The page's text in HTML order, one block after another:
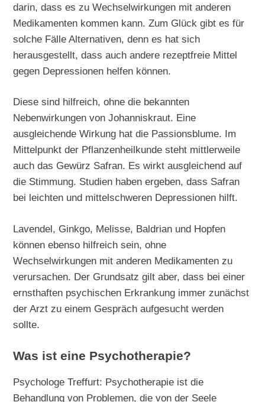
darin, dass es zu Wechselwirkungen mit anderen
Medikamenten kommen kann. Zum Glück gibt es für
solche Fälle Alternativen, denn es hat sich
herausgestellt, dass auch andere rezeptfreie Mittel
gegen Depressionen helfen können.
Diese sind hilfreich, ohne die bekannten
Nebenwirkungen von Johanniskraut. Eine
ausgleichende Wirkung hat die Passionsblume. Im
Mittelpunkt der Pflanzenheilkunde steht mittlerweile
auch das Gewürz Safran. Es wirkt ausgleichend auf
die Stimmung. Studien haben ergeben, dass Safran
bei leichten und mittelschweren Depressionen hilft.
Lavendel, Ginkgo, Melisse, Baldrian und Hopfen
können ebenso hilfreich sein, ohne
Wechselwirkungen mit anderen Medikamenten zu
verursachen. Der Grundsatz gilt aber, dass bei einer
ernsthaften psychischen Erkrankung immer zunächst
der Arzt zu einem Gespräch aufgesucht werden
sollte.
Was ist eine Psychotherapie?
Psychologe Treffurt: Psychotherapie ist die
Behandlung von Problemen, die von der Seele